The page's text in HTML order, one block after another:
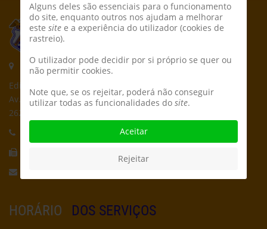
Morada:
Edifício CPCD
Av. Póvoa de Dom Martinho
2625-235 Póvoa de Santa Iria
HORÁRIO DOS SERVIÇOS
Alguns deles são essenciais para o funcionamento
do site, enquanto outros nos ajudam a melhorar
este site e a experiência do utilizador (cookies de
rastreio).
O utilizador pode decidir por si próprio se quer ou
não permitir cookies.
Note que, se os rejeitar, poderá não conseguir
utilizar todas as funcionalidades do site.
Aceitar
Rejeitar